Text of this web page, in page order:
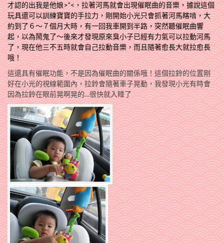
才認的出我是他娘>”<，拉著河馬就會出現催眠曲的音樂，據說這個
玩具還可以訓練寶寶的手拉力，剛開始小光只會抓著河馬瞎啃，大
約到了６～７個月大時，有一回我車開到半路，突然聽催眠曲響
起，以為鬧鬼了～後來才發現原來臭小子已經有力氣可以拉動河馬
了，現在他三不五時就會自己拉動音樂，而且隨著愈長大就拉愈長
哦！
這還具有催眠功能，不是因為催眠曲的關係哦！這個拉鈴的位置剛
好在小光的視線範圍內，拉鈴會隨著車子晃動，我發現小光有時會
因為拉鈴在眼前晃啊晃的…很快就入睡了